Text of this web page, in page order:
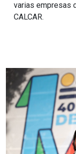
varias empresas
CALCAR.
Imagen